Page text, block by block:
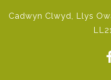
Cadwyn Clwyd, Llys